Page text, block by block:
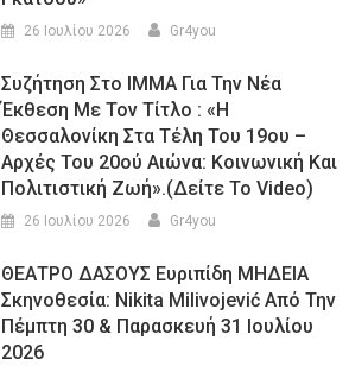
26 Ιουλίου 2026 Gr4you
Συζήτηση Στο ΙΜΜΑ Για Την Νέα
Έκθεση Με Τον Τίτλο : «Η
Θεσσαλονίκη Στα Τέλη Του 19ου –
Αρχές Του 20ού Αιώνα: Κοινωνική Και
Πολιτιστική Ζωή».(Δείτε Το Video)
26 Ιουλίου 2026 Gr4you
ΘΕΑΤΡΟ ΔΑΣΟΥΣ Ευριπίδη ΜΗΔΕΙΑ
Σκηνοθεσία: Nikita Milivojević Από Την
Πέμπτη 30 & Παρασκευή 31 Ιουλίου
2026